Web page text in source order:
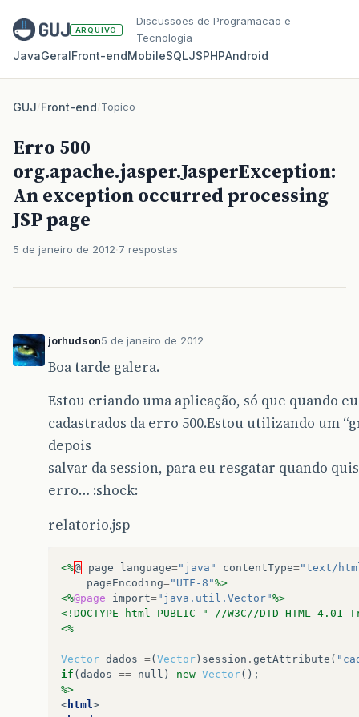
ARQUIVO
Discussoes de Programacao e
Tecnologia
JavaGeralFront‑endMobileSQLJSPHPAndroid
GUJ/Front-end/Topico
Erro 500
org.apache.jasper.JasperException:
An exception occurred processing
JSP page
5 de janeiro de 2012 7 respostas
jorhudson5 de janeiro de 2012
Boa tarde galera.
Estou criando uma aplicação, só que quando
cadastrados da erro 500.Estou utilizando um
depois
salvar da session, para eu resgatar quando
erro… :shock:
relatorio.jsp
<%@ page language="java" contentType="text/
pageEncoding="UTF-8"%>
<%@page import="java.util.Vector"%>
<!DOCTYPE html PUBLIC "-//W3C//DTD HTML
<%
Vector dados =( Vector ) session . getAttribute (
if ( dados == null ) new Vector();
%>
< html>